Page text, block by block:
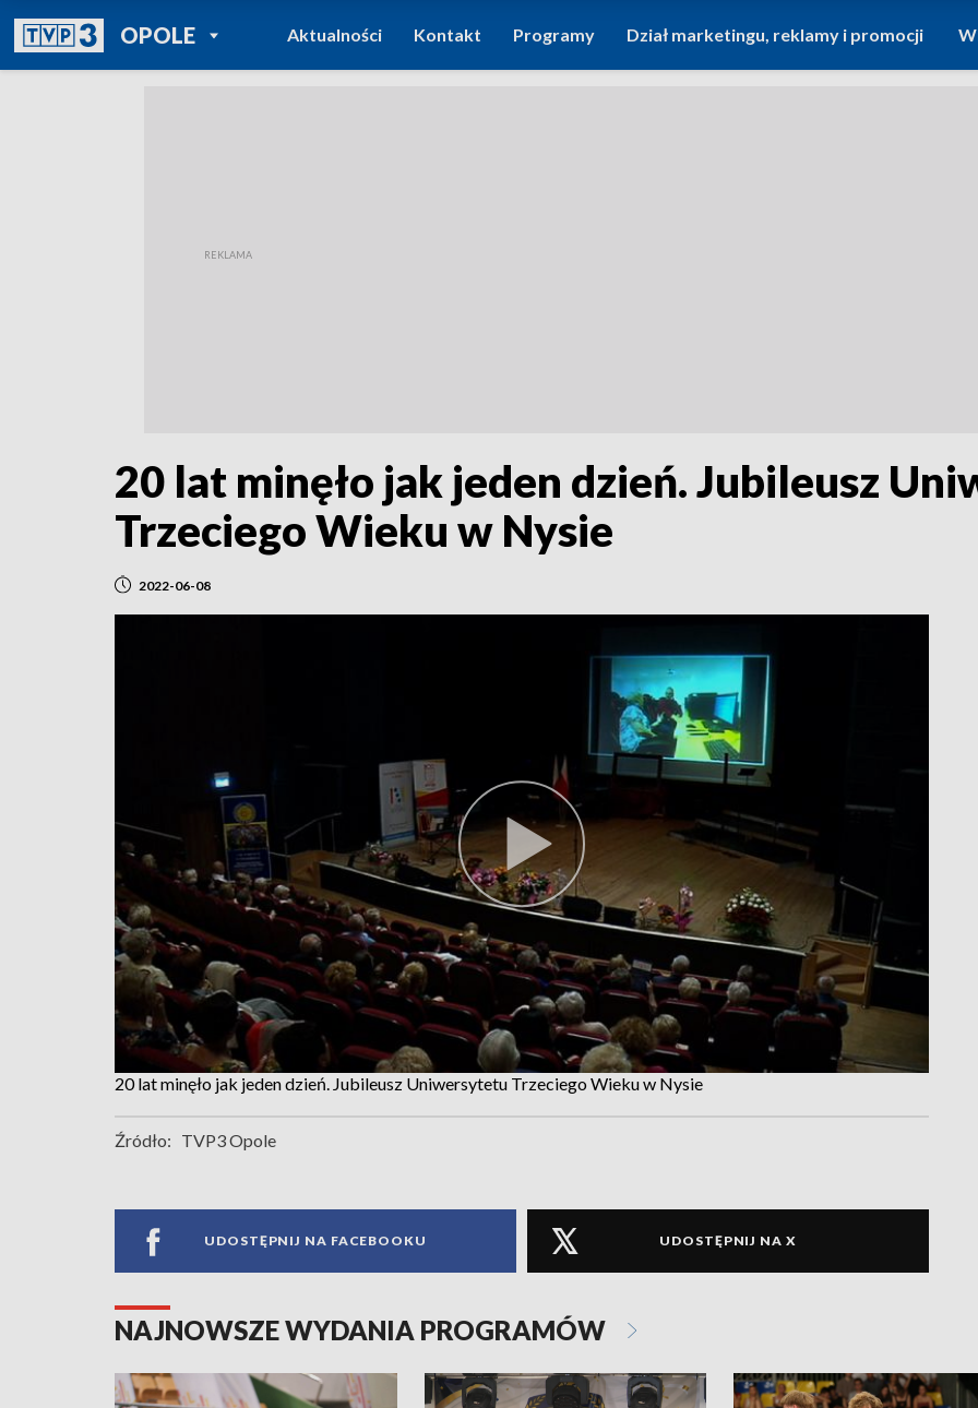
OPOLEPOWRÓT DO
TVP REGIONY
Aktualności Kontakt Programy Dział marketingu, reklamy i promocji
20 lat minęło jak jeden dzień. Jubileusz
Trzeciego Wieku w Nysie
2022-06-08
20 lat minęło jak jeden dzień. Jubileusz Uniwersytetu Trzeciego Wieku w Nysie
Źródło: TVP3 Opole
UDOSTĘPNIJ NA FACEBOOKU UDOSTĘPNIJ NA X
NAJNOWSZE WYDANIA PROGRAMÓW